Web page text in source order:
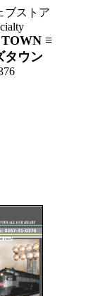
ブストア
≡
タウン